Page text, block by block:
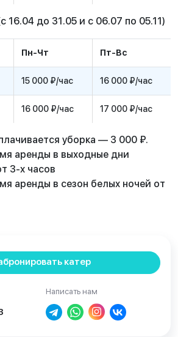
до 31.05 и с 06.07 по 05.11)
Пн-Чт Пт-Вс
15 000 ₽/час 16 000 ₽/час
16 000 ₽/час 17 000 ₽/час
уборка — 3 000 ₽.
аренды в выходные дни
3-х часов
аренды в сезон белых ночей от
катер
Написать нам